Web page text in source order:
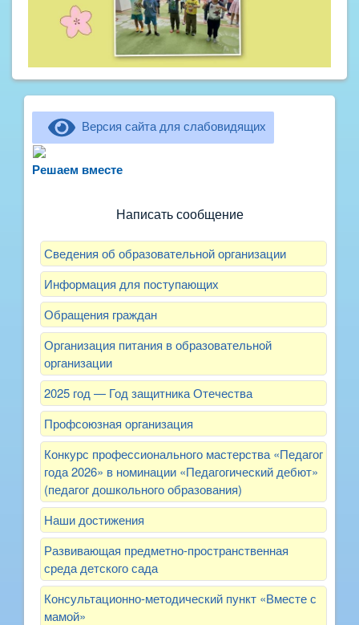
Версия сайта для слабовидящих
Решаем вместерассказать о воспитателях? Знаете, как
Написать сообщение
Сведения об образовательной организации
Информация для поступающих
Обращения граждан
Организация питания в образовательной
организации
2025 год — Год защитника Отечества
Профсоюзная организация
Конкурс профессионального мастерства «Педагог
года 2026» в номинации «Педагогический дебют»
(педагог дошкольного образования)
Наши достижения
Развивающая предметно-пространственная
среда детского сада
Консультационно-методический пункт «Вместе с
мамой»